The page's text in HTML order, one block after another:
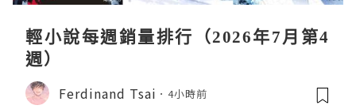
輕小說每週銷量排行（2026年7月第4
週）
Ferdinand Tsai 4小時前